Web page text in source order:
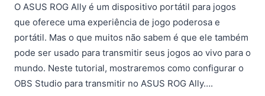
O ASUS ROG Ally é um dispositivo portátil para jogos
que oferece uma experiência de jogo poderosa e
portátil. Mas o que muitos não sabem é que ele também
pode ser usado para transmitir seus jogos ao vivo para o
mundo. Neste tutorial, mostraremos como configurar o
OBS Studio para transmitir no ASUS ROG Ally….